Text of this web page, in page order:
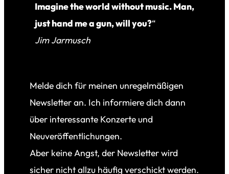
Imagine the world without music. Man,
just hand me a gun, will you?“
Jim Jarmusch
Melde dich für meinen unregelmäßigen
Newsletter an. Ich informiere dich dann
über interessante Konzerte und
Neuveröffentlichungen.
Aber keine Angst, der Newsletter wird
sicher nicht allzu häufig verschickt werden.